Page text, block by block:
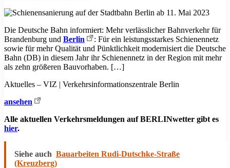
Die Deutsche Bahn informiert: Mehr verlässlicher Bahnverkehr für
Brandenburg und Berlin
: Für ein leistungsstarkes Schienennetz
sowie für mehr Qualität und Pünktlichkeit modernisiert die Deutsche
Bahn (DB) in diesem Jahr ihr Schienennetz in der Region mit mehr
als zehn größeren Bauvorhaben. […]
Aktuelles – VIZ | Verkehrsinformationszentrale Berlin
ansehen
Alle aktuellen Verkehrsmeldungen auf BERLINwetter gibt es
hier.
Siehe auch Bauarbeiten Rudi-Dutschke-Straße
(Kreuzberg)